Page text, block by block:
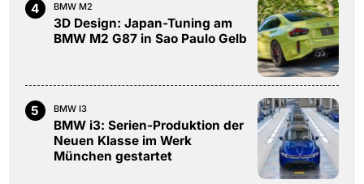
4 BMW M2
3D Design: Japan-Tuning am
BMW M2 G87 in Sao Paulo Gelb
5 BMW I3
BMW i3: Serien-Produktion der
Neuen Klasse im Werk
München gestartet